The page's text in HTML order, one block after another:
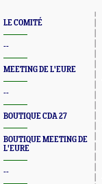
LE COMITÉ
--
MEETING DE L'EURE
--
BOUTIQUE CDA 27
BOUTIQUE MEETING DE
L'EURE
--